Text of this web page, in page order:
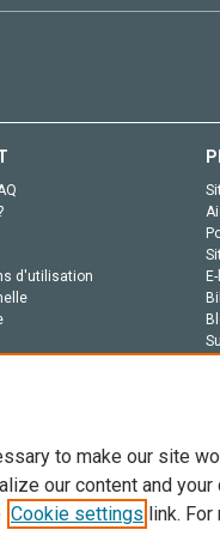
d'utilisation
site: Copyright © 2026 Elsevier,
to make our site
our content and
Cookie settings link.